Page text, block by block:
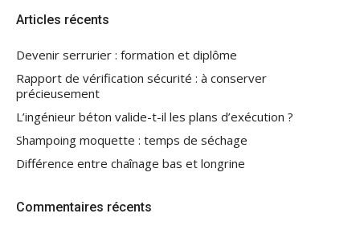
Articles récents
Devenir serrurier : formation et diplôme
Rapport de vérification sécurité : à conserver
précieusement
L’ingénieur béton valide-t-il les plans d’exécution ?
Shampoing moquette : temps de séchage
Différence entre chaînage bas et longrine
Commentaires récents